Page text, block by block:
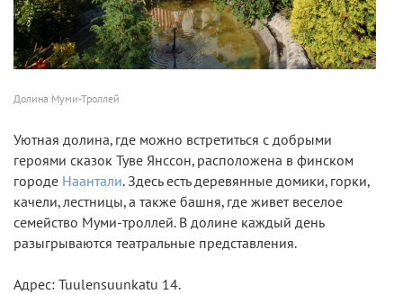
Долина Муми-Троллей
Уютная долина, где можно встретиться с добрыми
героями сказок Туве Янссон, расположена в финском
городе Наантали. Здесь есть деревянные домики, горки,
качели, лестницы, а также башня, где живет веселое
семейство Муми-троллей. В долине каждый день
разыгрываются театральные представления.
Адрес: Tuulensuunkatu 14.